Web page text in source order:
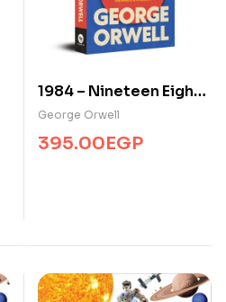
1984 – Nineteen Eighty
Four
George Orwell
395.00EGP